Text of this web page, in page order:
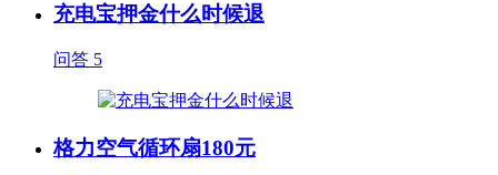
充电宝押金什么时候退
问答 5
格力空气循环扇180元